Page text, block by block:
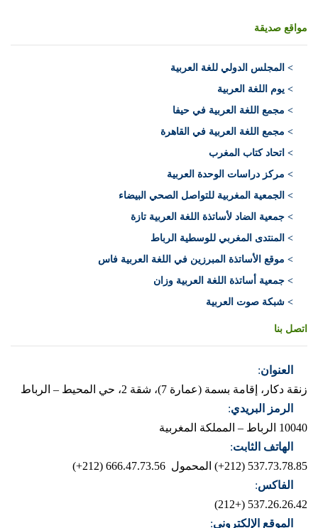
مواقع صديقة
> المجلس الدولي للغة العربية
> يوم اللغة العربية
> مجمع اللغة العربية في حيفا
> مجمع اللغة العربية في القاهرة
> اتحاد كتاب المغرب
> مركز دراسات الوحدة العربية
> الجمعية المغربية للتواصل الصحي البيضاء
> جمعية الضاد لأساتذة اللغة العربية تازة
> المنتدى المغربي للوسطية الرباط
> موقع الأساتذة المبرزين في اللغة العربية فاس
> جمعية أساتذة اللغة العربية وزان
> شبكة صوت العربية
اتصل بنا
العنوان:
زنقة دكار، إقامة بسمة (عمارة 7)، شقة 2، حي المحيط – الرباط
الرمز البريدي:
10040 الرباط – المملكة المغربية
الهاتف الثابت:
537.73.78.85 (212+)
المحمول 666.47.73.56 (212+)
الفاكس:
537.26.26.42 (+212)
الموقع الإلكتروني: